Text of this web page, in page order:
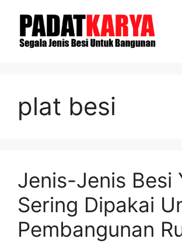
content
plat besi
Jenis-Jenis Besi
Sering Dipakai
Pembangunan